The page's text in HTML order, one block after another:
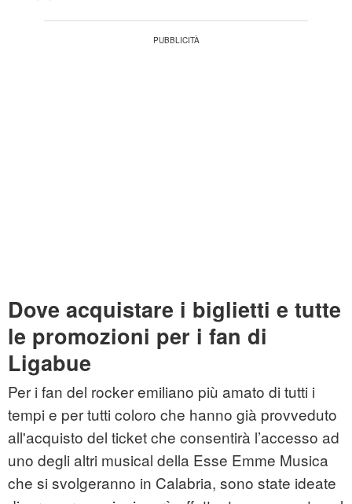
Dove acquistare i biglietti e tutte
le promozioni per i fan di
Ligabue
Per i fan del rocker emiliano più amato di tutti i
tempi e per tutti coloro che hanno già provveduto
all'acquisto del ticket che consentirà l’accesso ad
uno degli altri musical della Esse Emme Musica
che si svolgeranno in Calabria, sono state ideate